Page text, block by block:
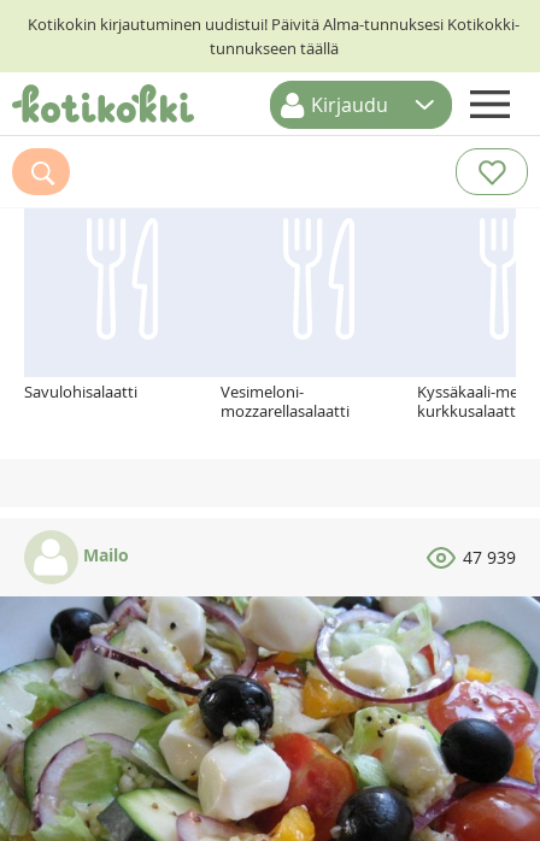
Kotikokin kirjautuminen uudistui! Päivitä Alma-tunnuksesi Kotikokki-
tunnukseen täällä
ETUSIVU
RESEPTIHAKU
Kirjaudu
Suosittelemme myös
Savulohisalaatti
Vesimeloni-
mozzarellasalaatti
Kyssäkaali-
kurkkusalaatti
Mailo 47 939